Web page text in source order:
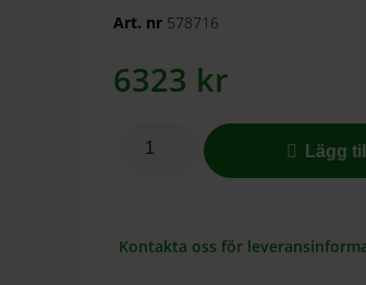
Art. nr 578716
6323 kr
Lägg
Kontakta oss för